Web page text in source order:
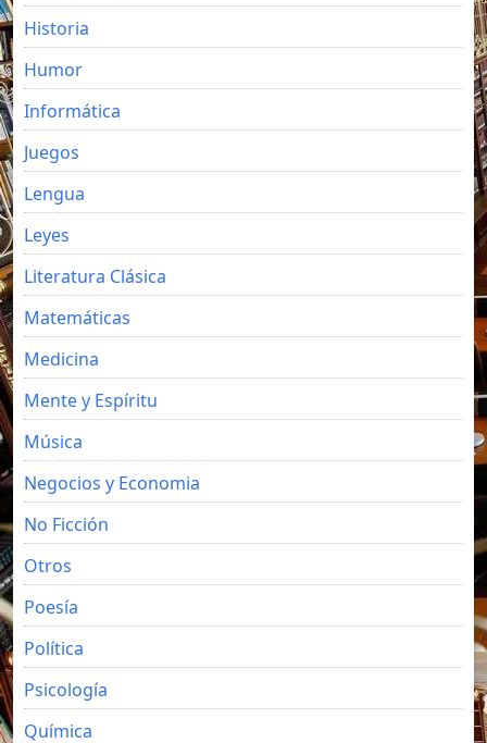
Historia
Humor
Informática
Juegos
Lengua
Leyes
Literatura Clásica
Matemáticas
Medicina
Mente y Espíritu
Música
Negocios y Economia
No Ficción
Otros
Poesía
Política
Psicología
Química